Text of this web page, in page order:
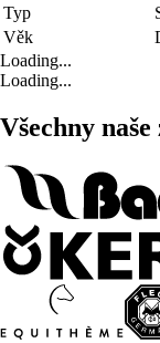
Typ
Věk
Loading...
Loading...
Všechny